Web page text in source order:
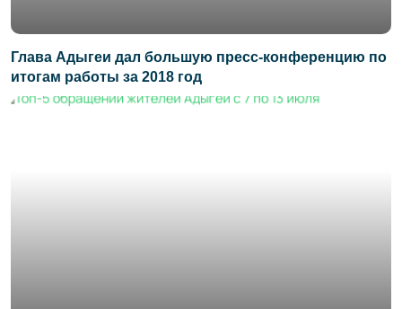
Глава Адыгеи дал большую пресс-конференцию по
итогам работы за 2018 год